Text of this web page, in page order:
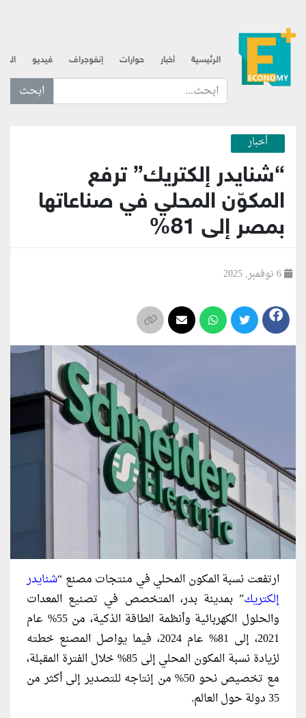
الرئيسية أخبار حوارات إنفوجراف فيديو
ابحث عن... :
أخبار
“شنايدر إلكتريك” ترفع
المكوّن المحلي في صناعاتها
بمصر إلى 81%
ارتفعت نسبة المكون المحلي في منتجات مصنع “شنايدر
إلكتريك” بمدينة بدر، المتخصص في تصنيع المعدات
والحلول الكهربائية وأنظمة الطاقة الذكية، من 55% عام
2021، إلى 81% عام 2024، فيما يواصل المصنع خطته
لزيادة نسبة المكون المحلي إلى 85% خلال الفترة المقبلة،
مع تخصيص نحو 50% من إنتاجه للتصدير إلى أكثر من
35 دولة حول العالم.